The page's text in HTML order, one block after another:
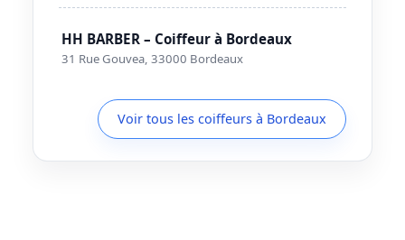
HH BARBER – Coiffeur à Bordeaux
31 Rue Gouvea, 33000 Bordeaux
Voir tous les coiffeurs à Bordeaux